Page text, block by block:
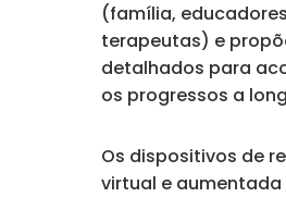
(família,
terapeutas) e
detalhados para
os progressos a
Os dispositivos de
virtual e